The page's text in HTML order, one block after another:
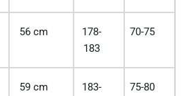
56 cm
178-
183
70-75
59 cm
183-
75-80